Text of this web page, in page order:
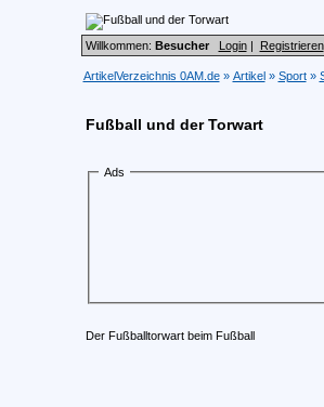
Willkommen: Besucher Login| Registrieren
ArtikelVerzeichnis 0AM.de» Artikel» Sport»
Fußball und der Torwart
Ads
Der Fußballtorwart beim Fußball